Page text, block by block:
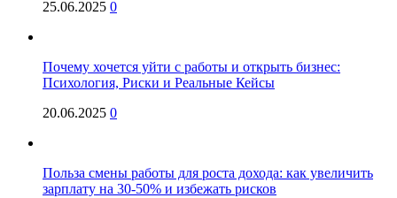
25.06.2025 0
Почему хочется уйти с работы и открыть бизнес:
Психология, Риски и Реальные Кейсы
20.06.2025 0
Польза смены работы для роста дохода: как увеличить
зарплату на 30-50% и избежать рисков